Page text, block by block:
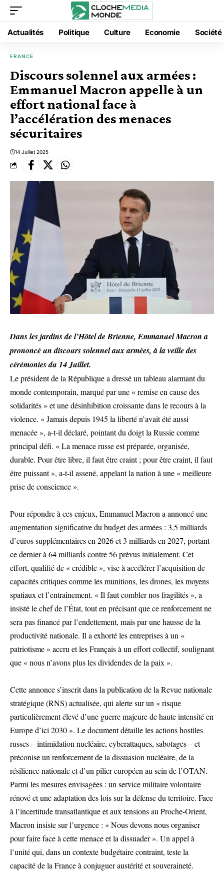
Actualités Politique Culture Economie Société
FRANCE
Discours solennel aux armées :
Emmanuel Macron appelle à un
effort national face à
l’accélération des menaces
sécuritaires
14 Juillet 2025
Dans les jardins de l’Hôtel de Brienne, Emmanuel Macron a
prononcé un discours solennel aux armées, à la veille des
cérémonies du 14 Juillet.
Le président de la République a dressé un tableau alarmant du
monde contemporain, marqué par une « remise en cause des
solidarités » et une désinhibition croissante dans le recours à la
violence. « Jamais depuis 1945 la liberté n’avait été aussi
menacée », a-t-il déclaré, pointant du doigt la Russie comme
principal défi. « La menace russe est préparée, organisée,
durable. Pour être libre, il faut être craint ; pour être craint, il faut
être puissant », a-t-il assené, appelant la nation à une « meilleure
prise de conscience ».
Pour répondre à ces enjeux, Emmanuel Macron a annoncé une
augmentation significative du budget des armées : 3,5 milliards
d’euros supplémentaires en 2026 et 3 milliards en 2027, portant
ce dernier à 64 milliards contre 56 prévus initialement. Cet
effort, qualifié de « crédible », vise à accélérer l’acquisition de
capacités critiques comme les munitions, les drones, les moyens
spatiaux et l’entraînement. « Il faut combler nos fragilités », a
insisté le chef de l’État, tout en précisant que ce renforcement ne
sera pas financé par l’endettement, mais par une hausse de la
productivité nationale. Il a exhorté les entreprises à un «
patriotisme » accru et les Français à un effort collectif, soulignant
que « nous n’avons plus les dividendes de la paix ».
Cette annonce s’inscrit dans la publication de la Revue nationale
stratégique (RNS) actualisée, qui alerte sur un « risque
particulièrement élevé d’une guerre majeure de haute intensité en
Europe d’ici 2030 ». Le document détaille les actions hostiles
russes – intimidation nucléaire, cyberattaques, sabotages – et
préconise un renforcement de la dissuasion nucléaire, de la
résilience nationale et d’un pilier européen au sein de l’OTAN.
Parmi les mesures envisagées : un service militaire volontaire
rénové et une adaptation des lois sur la défense du territoire. Face
à l’incertitude transatlantique et aux tensions au Proche-Orient,
Macron insiste sur l’urgence : « Nous devons nous organiser
pour faire face à cette menace et la dissuader ». Un appel à
l’unité qui, dans un contexte budgétaire contraint, teste la
capacité de la France à conjuguer austérité et souveraineté.